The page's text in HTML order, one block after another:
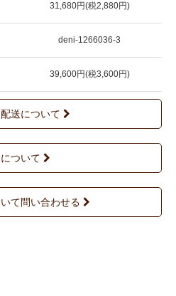
31,680円(税2,880円)
deni-1266036-3
39,600円(税3,600円)
送について
ついて
て問い合わせる